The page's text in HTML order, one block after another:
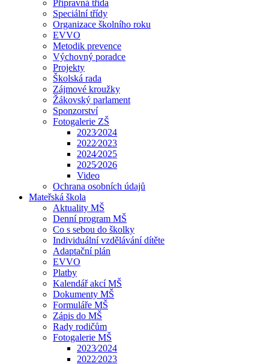
Přípravná třída
Speciální třídy
Organizace školního roku
EVVO
Metodik prevence
Výchovný poradce
Projekty
Školská rada
Zájmové kroužky
Žákovský parlament
Sponzorství
Fotogalerie ZŠ
2023⁄2024
2022⁄2023
2024⁄2025
2025⁄2026
Video
Ochrana osobních údajů
Mateřská škola
Aktuality MŠ
Denní program MŠ
Co s sebou do školky
Individuální vzdělávání dítěte
Adaptační plán
EVVO
Platby
Kalendář akcí MŠ
Dokumenty MŠ
Formuláře MŠ
Zápis do MŠ
Rady rodičům
Fotogalerie MŠ
2023⁄2024
2022⁄2023